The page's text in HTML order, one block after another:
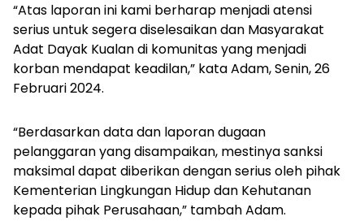
“Atas laporan ini kami berharap menjadi atensi
serius untuk segera diselesaikan dan Masyarakat
Adat Dayak Kualan di komunitas yang menjadi
korban mendapat keadilan,” kata Adam, Senin, 26
Februari 2024.
“Berdasarkan data dan laporan dugaan
pelanggaran yang disampaikan, mestinya sanksi
maksimal dapat diberikan dengan serius oleh pihak
Kementerian Lingkungan Hidup dan Kehutanan
kepada pihak Perusahaan,” tambah Adam.